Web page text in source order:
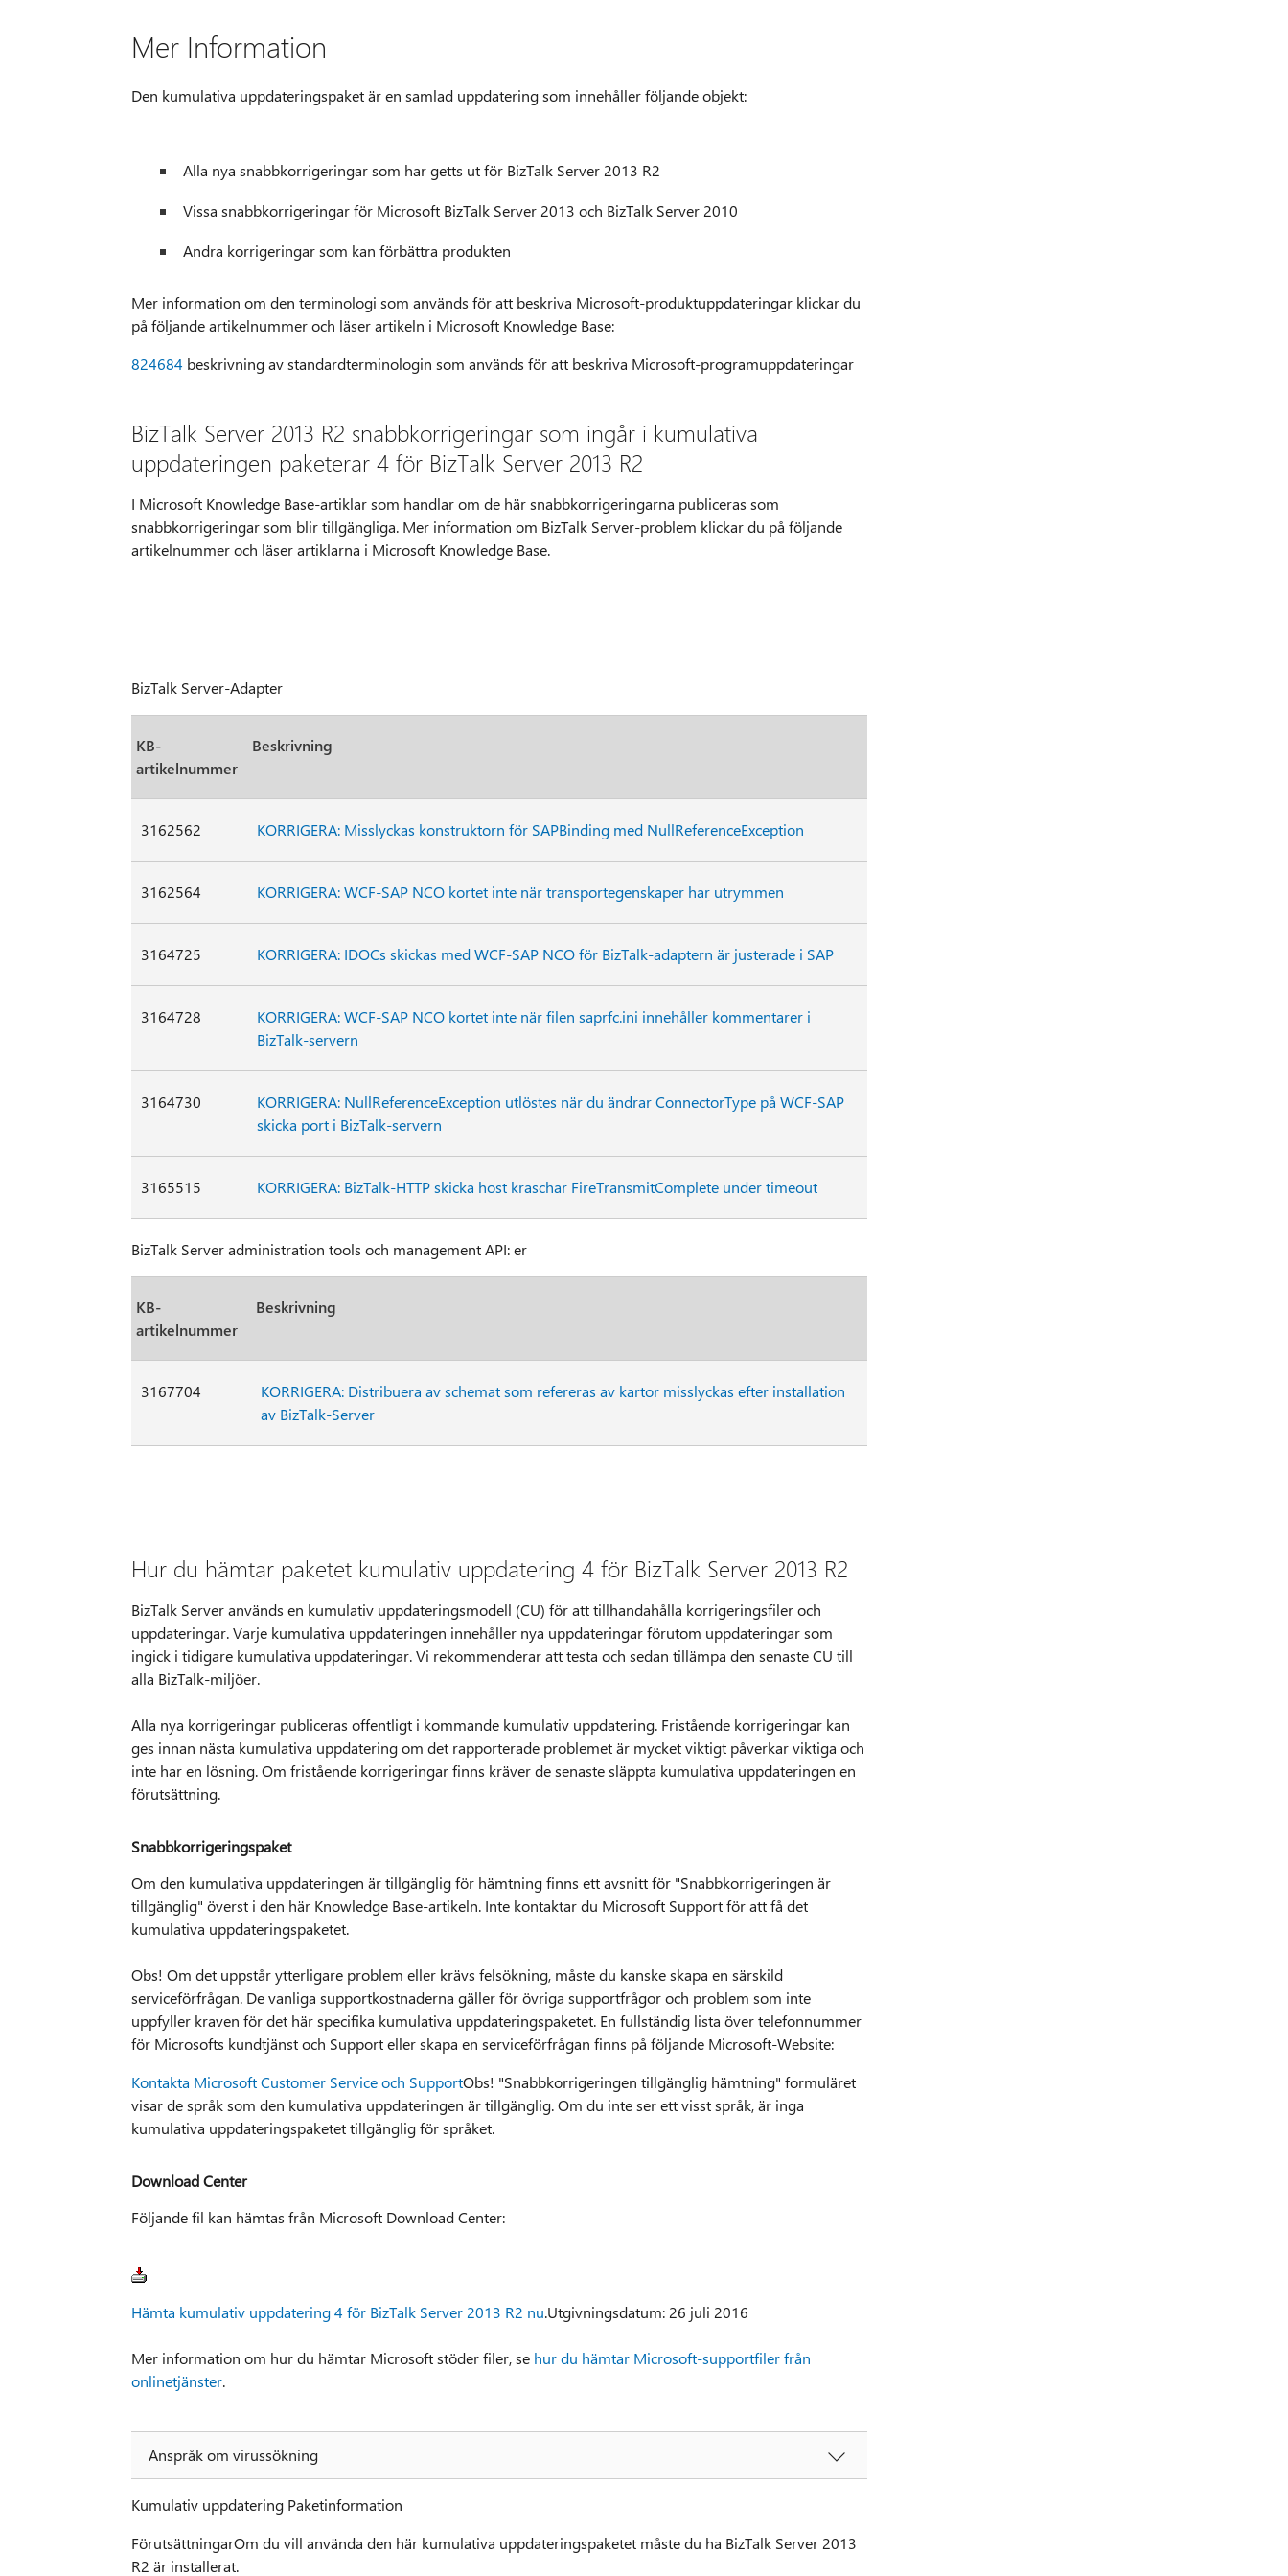
Mer Information
Den kumulativa uppdateringspaket är en samlad uppdatering som innehåller följande objekt:
Alla nya snabbkorrigeringar som har getts ut för BizTalk Server 2013 R2
Vissa snabbkorrigeringar för Microsoft BizTalk Server 2013 och BizTalk Server 2010
Andra korrigeringar som kan förbättra produkten
Mer information om den terminologi som används för att beskriva Microsoft-produktuppdateringar klickar du
på följande artikelnummer och läser artikeln i Microsoft Knowledge Base:
824684 beskrivning av standardterminologin som används för att beskriva Microsoft-programuppdateringar
BizTalk Server 2013 R2 snabbkorrigeringar som ingår i kumulativa
uppdateringen paketerar 4 för BizTalk Server 2013 R2
I Microsoft Knowledge Base-artiklar som handlar om de här snabbkorrigeringarna publiceras som
snabbkorrigeringar som blir tillgängliga. Mer information om BizTalk Server-problem klickar du på följande
artikelnummer och läser artiklarna i Microsoft Knowledge Base.
BizTalk Server-Adapter
KB-
artikelnummer
Beskrivning
3162562 KORRIGERA: Misslyckas konstruktorn för SAPBinding med NullReferenceException
3162564 KORRIGERA: WCF-SAP NCO kortet inte när transportegenskaper har utrymmen
3164725 KORRIGERA: IDOCs skickas med WCF-SAP NCO för BizTalk-adaptern är justerade i SAP
3164728
KORRIGERA: WCF-SAP NCO kortet inte när filen saprfc.ini innehåller kommentarer i
BizTalk-servern
3164730
KORRIGERA: NullReferenceException utlöstes när du ändrar ConnectorType på WCF-SAP
skicka port i BizTalk-servern
3165515 KORRIGERA: BizTalk-HTTP skicka host kraschar FireTransmitComplete under timeout
BizTalk Server administration tools och management API: er
KB-
artikelnummer
Beskrivning
3167704
KORRIGERA: Distribuera av schemat som refereras av kartor misslyckas efter installation
av BizTalk-Server
Hur du hämtar paketet kumulativ uppdatering 4 för BizTalk Server 2013 R2
BizTalk Server används en kumulativ uppdateringsmodell (CU) för att tillhandahålla korrigeringsfiler och
uppdateringar. Varje kumulativa uppdateringen innehåller nya uppdateringar förutom uppdateringar som
ingick i tidigare kumulativa uppdateringar. Vi rekommenderar att testa och sedan tillämpa den senaste CU till
alla BizTalk-miljöer.
Alla nya korrigeringar publiceras offentligt i kommande kumulativ uppdatering. Fristående korrigeringar kan
ges innan nästa kumulativa uppdatering om det rapporterade problemet är mycket viktigt påverkar viktiga och
inte har en lösning. Om fristående korrigeringar finns kräver de senaste släppta kumulativa uppdateringen en
förutsättning.
Snabbkorrigeringspaket
Om den kumulativa uppdateringen är tillgänglig för hämtning finns ett avsnitt för "Snabbkorrigeringen är
tillgänglig" överst i den här Knowledge Base-artikeln. Inte kontaktar du Microsoft Support för att få det
kumulativa uppdateringspaketet.
Obs! Om det uppstår ytterligare problem eller krävs felsökning, måste du kanske skapa en särskild
serviceförfrågan. De vanliga supportkostnaderna gäller för övriga supportfrågor och problem som inte
uppfyller kraven för det här specifika kumulativa uppdateringspaketet. En fullständig lista över telefonnummer
för Microsofts kundtjänst och Support eller skapa en serviceförfrågan finns på följande Microsoft-Website:
Kontakta Microsoft Customer Service och SupportObs! "Snabbkorrigeringen tillgänglig hämtning" formuläret
visar de språk som den kumulativa uppdateringen är tillgänglig. Om du inte ser ett visst språk, är inga
kumulativa uppdateringspaketet tillgänglig för språket.
Download Center
Följande fil kan hämtas från Microsoft Download Center:
Hämta kumulativ uppdatering 4 för BizTalk Server 2013 R2 nu.Utgivningsdatum: 26 juli 2016
Mer information om hur du hämtar Microsoft stöder filer, se hur du hämtar Microsoft-supportfiler från
onlinetjänster.
Anspråk om virussökning
Kumulativ uppdatering Paketinformation
FörutsättningarOm du vill använda den här kumulativa uppdateringspaketet måste du ha BizTalk Server 2013
R2 är installerat.